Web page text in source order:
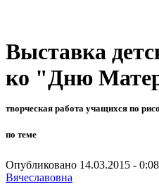
Выставка
ко "Дню
творческая работа учащихся по
по теме
Опубликовано 14.03.2015 -
Вячеславовна